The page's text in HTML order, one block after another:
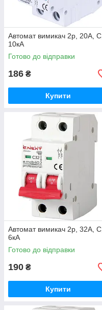
Автомат вимикач 2р, 20А, C,
10кА
Готово до відправки
186 ₴
Купити
Автомат вимикач 2р, 32А, C,
6кА
Готово до відправки
190 ₴
Купити